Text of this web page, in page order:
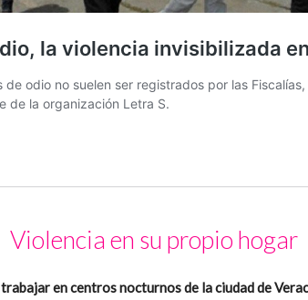
Violencia en su propio hogar
trabajar en centros nocturnos de la ciudad de